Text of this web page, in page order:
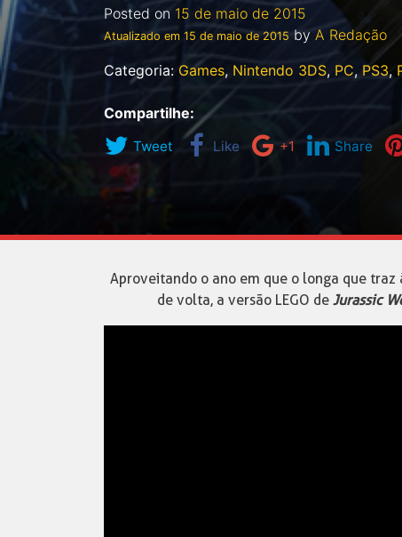
Posted on 15 de maio de 2015
Atualizado em 15 de maio de 2015 by A Redação
Categoria: Games, Nintendo 3DS, PC, PS3,
Compartilhe:
Tweet Like +1 Share
Aproveitando o ano em que o longa que
de volta, a versão LEGO de Jurassic